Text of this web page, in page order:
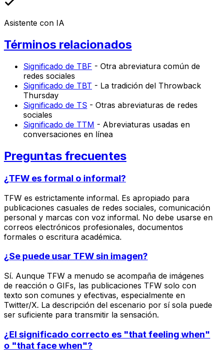
Asistente con IA
Términos relacionados
Significado de TBF - Otra abreviatura común de
redes sociales
Significado de TBT - La tradición del Throwback
Thursday
Significado de TS - Otras abreviaturas de redes
sociales
Significado de TTM - Abreviaturas usadas en
conversaciones en línea
Preguntas frecuentes
¿TFW es formal o informal?
TFW es estrictamente informal. Es apropiado para
publicaciones casuales de redes sociales, comunicación
personal y marcas con voz informal. No debe usarse en
correos electrónicos profesionales, documentos
formales o escritura académica.
¿Se puede usar TFW sin imagen?
Sí. Aunque TFW a menudo se acompaña de imágenes
de reacción o GIFs, las publicaciones TFW solo con
texto son comunes y efectivas, especialmente en
Twitter/X. La descripción del escenario por sí sola puede
ser suficiente para transmitir la sensación.
¿El significado correcto es "that feeling when"
o "that face when"?